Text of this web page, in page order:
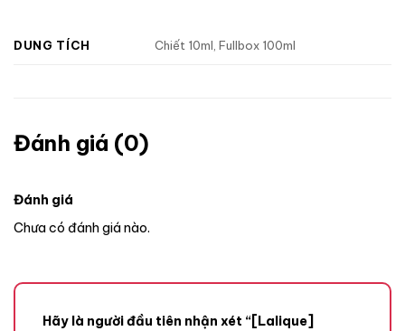
DUNG TÍCH Chiết 10ml, Fullbox 100ml
Đánh giá (0)
Đánh giá
Chưa có đánh giá nào.
Hãy là người đầu tiên nhận xét “[Lalique]